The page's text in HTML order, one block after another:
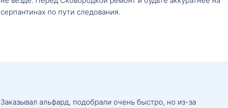
серпантинах по пути следования.
Заказывал альфард, подобрали очень быстро, но из-за